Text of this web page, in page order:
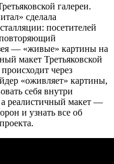
галереи.
сделала
посетителей
повторяющий
— «живые» картины на
макет Третьяковской
через
«оживляет» картины,
себя внутри
реалистичный макет —
и узнать все об